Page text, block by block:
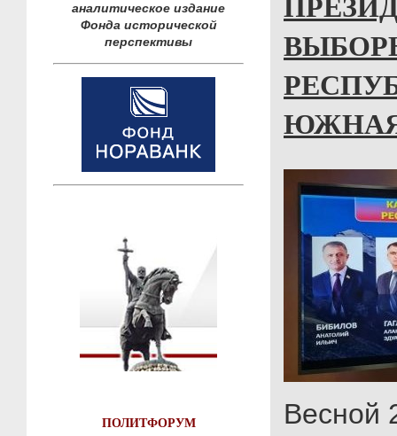
аналитическое издание
Фонда исторической
перспективы
ПОЛИТФОРУМ
Весной